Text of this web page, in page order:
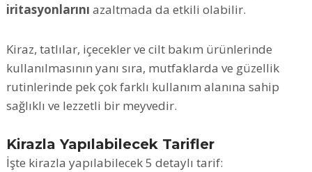
iritasyonlarını azaltmada da etkili olabilir.
Kiraz, tatlılar, içecekler ve cilt bakım ürünlerinde
kullanılmasının yanı sıra, mutfaklarda ve güzellik
rutinlerinde pek çok farklı kullanım alanına sahip
sağlıklı ve lezzetli bir meyvedir.
Kirazla Yapılabilecek Tarifler
İşte kirazla yapılabilecek 5 detaylı tarif: